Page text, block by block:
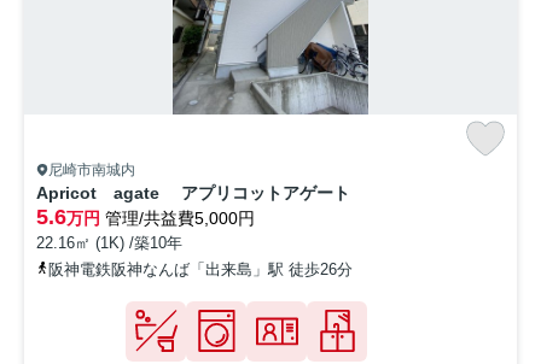
尼崎市南城内
Apricot agate アプリコットアゲート
5.6万円 管理/共益費5,000円
22.16㎡ (1K) /築10年
阪神電鉄阪神なんば「出来島」駅 徒歩26分